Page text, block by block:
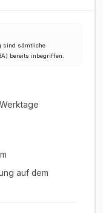
sind sämtliche
bereits inbegriffen.
auf dem